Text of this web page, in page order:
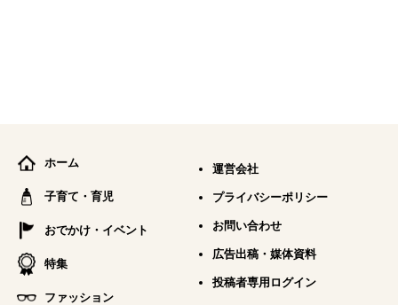
ホーム
子育て・育児
おでかけ・イベント
特集
ファッション
運営会社
プライバシーポリシー
お問い合わせ
広告出稿・媒体資料
投稿者専用ログイン